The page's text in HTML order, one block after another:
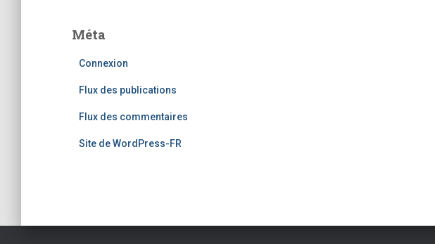
Méta
Connexion
Flux des publications
Flux des commentaires
Site de WordPress-FR